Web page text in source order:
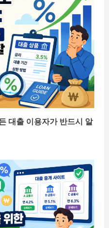
대출 이용자가 반드시 알